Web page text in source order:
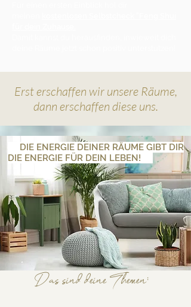
Erst erschaffen wir unsere Räume,
dann erschaffen diese uns.
DIE ENERGIE DEINER RÄUME GIBT DIR
DIE ENERGIE FÜR DEIN LEBEN!
Das sind deine Themen: